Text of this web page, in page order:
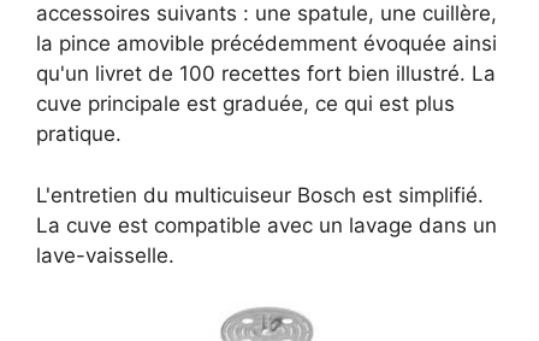
accessoires suivants : une spatule, une cuillère,
la pince amovible précédemment évoquée ainsi
qu'un livret de 100 recettes fort bien illustré. La
cuve principale est graduée, ce qui est plus
pratique.
L'entretien du multicuiseur Bosch est simplifié.
La cuve est compatible avec un lavage dans un
lave-vaisselle.